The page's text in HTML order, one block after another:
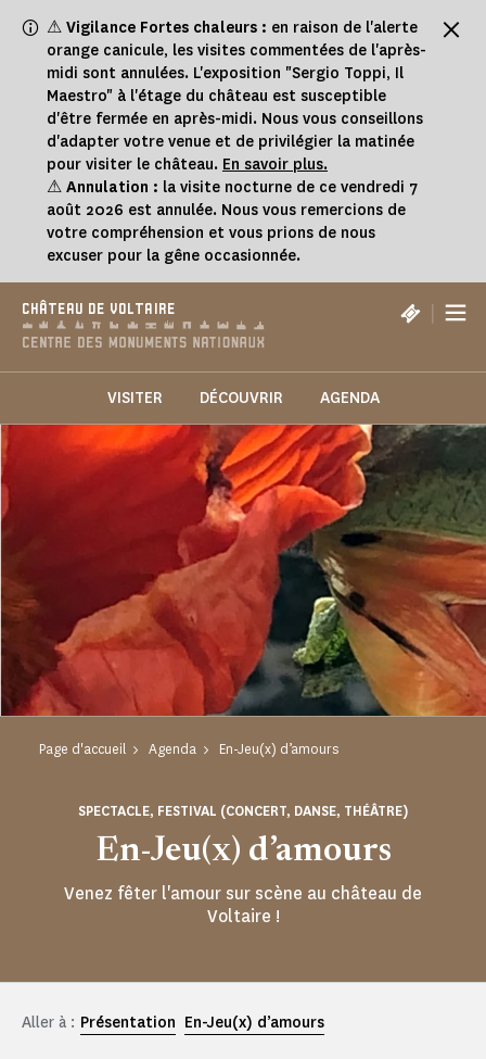
⚠ Vigilance Fortes chaleurs : en raison de l'alerte
orange canicule, les visites commentées de l'après-
midi sont annulées. L'exposition "Sergio Toppi, Il
Maestro" à l'étage du château est susceptible
d'être fermée en après-midi. Nous vous conseillons
d'adapter votre venue et de privilégier la matinée
pour visiter le château. En savoir plus.
⚠ Annulation : la visite nocturne de ce vendredi 7
août 2026 est annulée. Nous vous remercions de
votre compréhension et vous prions de nous
excuser pour la gêne occasionnée.
CHÂTEAU DE VOLTAIRE |
VISITER DÉCOUVRIR AGENDA
Page d'accueil Agenda En-Jeu(x) d’amours
En-Jeu(x) d’amours
SPECTACLE, FESTIVAL (CONCERT, DANSE, THÉÂTRE)
Venez fêter l'amour sur scène au château de
Voltaire !
Aller à : Présentation En-Jeu(x) d’amours